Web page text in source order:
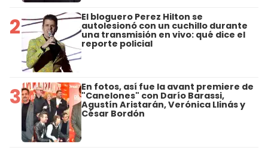
2 El bloguero Perez Hilton se
autolesionó con un cuchillo durante
una transmisión en vivo: qué dice el
reporte policial
3 En fotos, así fue la avant premiere de
"Canelones" con Darío Barassi,
Agustín Aristarán, Verónica Llinás y
César Bordón